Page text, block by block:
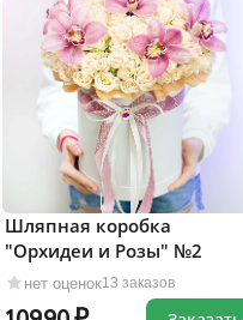
нет оценок13 заказов
Шляпная коробка
"Орхидеи и Розы" №2